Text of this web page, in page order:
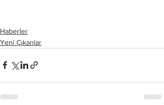
Haberler
Yeni Çıkanlar